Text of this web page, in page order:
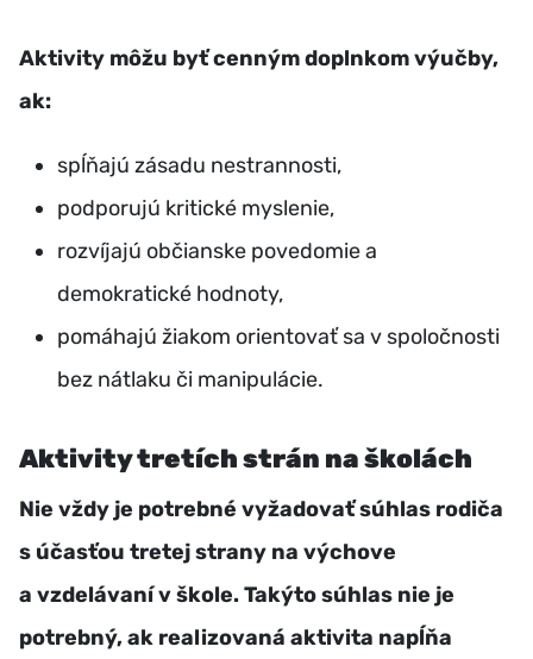
Aktivity môžu byť cenným doplnkom výučby,
ak:
spĺňajú zásadu nestrannosti,
podporujú kritické myslenie,
rozvíjajú občianske povedomie a
demokratické hodnoty,
pomáhajú žiakom orientovať sa v spoločnosti
bez nátlaku či manipulácie.
Aktivity tretích strán na školách
Nie vždy je potrebné vyžadovať súhlas rodiča
s účasťou tretej strany na výchove
a vzdelávaní v škole.Takýto súhlas nie je
potrebný, ak realizovaná aktivita napĺňa